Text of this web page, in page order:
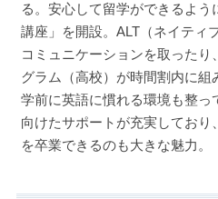
る。安心して留学ができるよ
講座」を開設。ALT（ネイティ
コミュニケーションを取ったり
グラム（高校）が時間割内に組
学前に英語に慣れる環境も整っ
向けたサポートが充実しており
を卒業できるのも大きな魅力。